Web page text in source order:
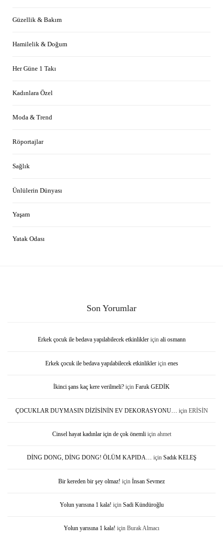
Güzellik & Bakım
Hamilelik & Doğum
Her Güne 1 Takı
Kadınlara Özel
Moda & Trend
Röportajlar
Sağlık
Ünlülerin Dünyası
Yaşam
Yatak Odası
Son Yorumlar
Erkek çocuk ile bedava yapılabilecek etkinlikleriçin ali osmann
Erkek çocuk ile bedava yapılabilecek etkinlikleriçin enes
İkinci şans kaç kere verilmeli? için Faruk GEDİK
ÇOCUKLAR DUYMASIN DİZİSİNİN EV DEKORASYONU… için ERİSİN
Cinsel hayat kadınlar için de çok önemliiçin ahmet
DİNG DONG, DİNG DONG! ÖLÜM KAPIDA… için Sadık KELEŞ
Bir kereden bir şey olmaz! için İnsan Sevmez
Yolun yarısına 1 kala! için Sadi Kündüroğlu
Yolun yarısına 1 kala! için Burak Almacı